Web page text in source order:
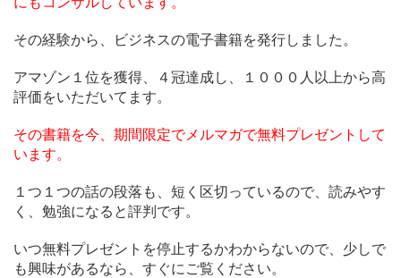
その経験から、ビジネスの電子書籍を発行しました。
アマゾン１位を獲得、４冠達成し、１０００人以上から高
評価をいただいてます。
その書籍を今、期間限定でメルマガで無料プレゼントして
います。
１つ１つの話の段落も、短く区切っているので、読みやす
く、勉強になると評判です。
いつ無料プレゼントを停止するかわからないので、少しで
も興味があるなら、すぐにご覧ください。